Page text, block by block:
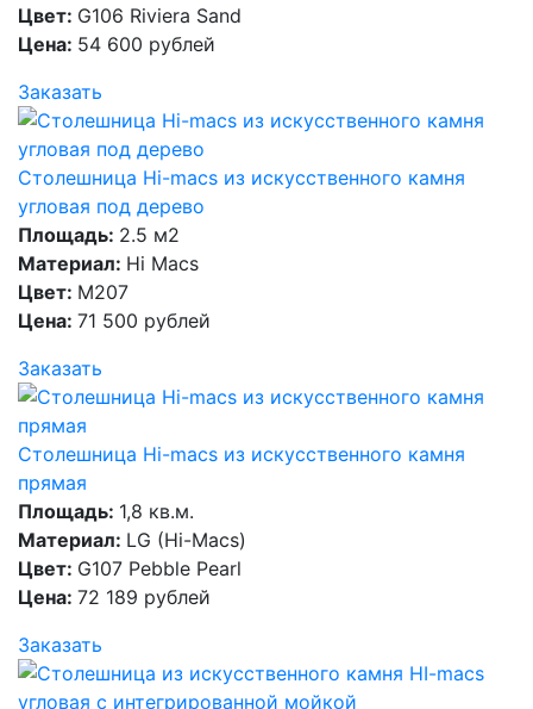
Цвет: G106 Riviera Sand
Цена: 54 600 рублей
Заказать
Столешница Hi-macs из искусственного камня
угловая под дерево
Площадь: 2.5 м2
Материал: Hi Macs
Цвет: M207
Цена: 71 500 рублей
Заказать
Столешница Hi-macs из искусственного камня
прямая
Площадь: 1,8 кв.м.
Материал: LG (Hi-Macs)
Цвет: G107 Pebble Pearl
Цена: 72 189 рублей
Заказать